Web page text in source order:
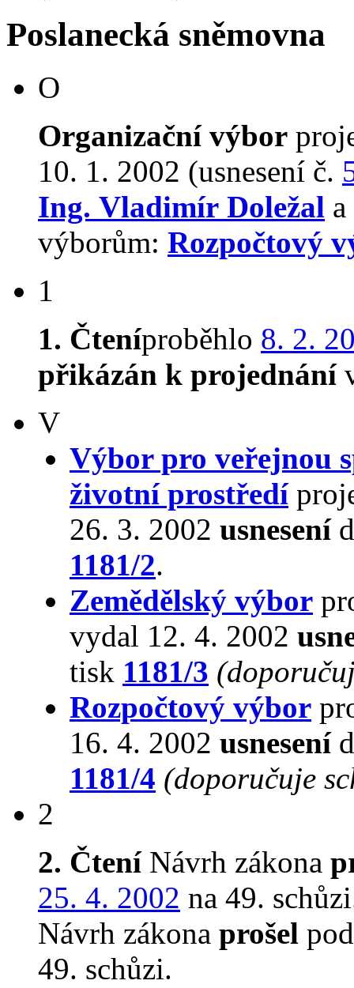
Poslanecká sněmovna
O
Organizační výbor
10. 1. 2002 (usnesení č.
Ing. Vladimír Doležal
výborům: Rozpočtový
1
1. Čteníproběhlo 8. 2.
přikázán k projednání
V
Výbor pro veřejnou
životní prostředí
26. 3. 2002 usnesení
1181/2.
Zemědělský výbor
vydal 12. 4. 2002
tisk 1181/3
Rozpočtový výbor
16. 4. 2002 usnesení
1181/4 (doporučuje
2
2. ČteníNávrh zákona
25. 4. 2002 na 49.
Návrh zákona prošel
49. schůzi.